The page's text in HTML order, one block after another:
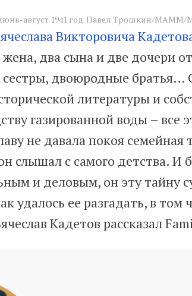
июнь-август 1941 год. Павел Трошкин/
Викторовича
два сына и две дочери
двоюродные братья…
литературы и
газированной воды – все
не давала покоя семейная
слышал с самого детства. И
и деловым, он эту тайну
удалось ее разгадать, в
Кадетов рассказал